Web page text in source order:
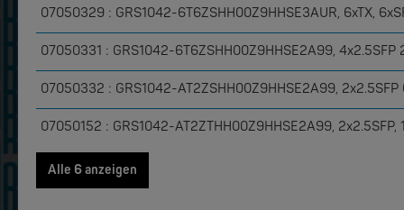
07050329 : GRS1042-6T6ZSHH00Z9HHSE3AUR, 6xTX,
07050331 : GRS1042-6T6ZSHH00Z9HHSE2A99, 4x2.5SFP
07050332 : GRS1042-AT2ZSHH00Z9HHSE2A99, 2x2.5SFP
07050152 : GRS1042-AT2ZTHH00Z9HHSE2A99, 2x2.5SFP,
07050800 : GRS1042-AT2ZSHH01Y9HHSE3AUR, 2x2.5SFP,
Alle 6 anzeigen
MOXA
EDS-4008 | 8 Port POE+ Industrial Ethernet Switches
MOXA